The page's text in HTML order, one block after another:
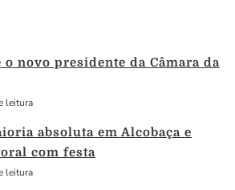
novo presidente da Câmara da
leitura
absoluta em Alcobaça e
com festa
leitura